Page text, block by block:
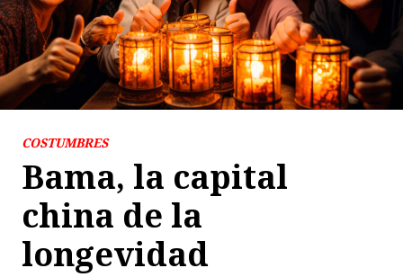
COSTUMBRES
Bama, la capital
china de la
longevidad